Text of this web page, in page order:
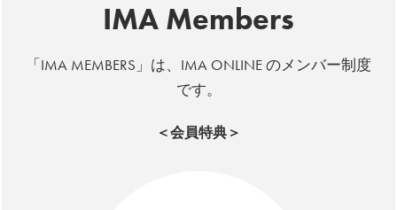
IMA Members
「IMA MEMBERS」は、IMA ONLINE のメンバー制度
です。
＜会員特典＞